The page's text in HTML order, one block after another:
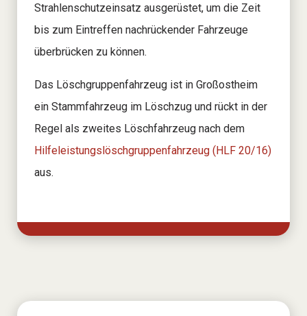
Strahlenschutzeinsatz ausgerüstet, um die Zeit
bis zum Eintreffen nachrückender Fahrzeuge
überbrücken zu können.
Das Löschgruppenfahrzeug ist in Großostheim
ein Stammfahrzeug im Löschzug und rückt in der
Regel als zweites Löschfahrzeug nach dem
Hilfeleistungslöschgruppenfahrzeug (HLF 20/16)
aus.